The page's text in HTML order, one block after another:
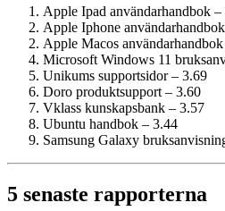
Apple Ipad användarhandbok –
Apple Iphone
Apple Macos
Microsoft Windows 11
Unikums supportsidor – 3.69
Doro produktsupport – 3.60
Vklass kunskapsbank – 3.57
Ubuntu handbok – 3.44
Samsung Galaxy
5 senaste rapporterna